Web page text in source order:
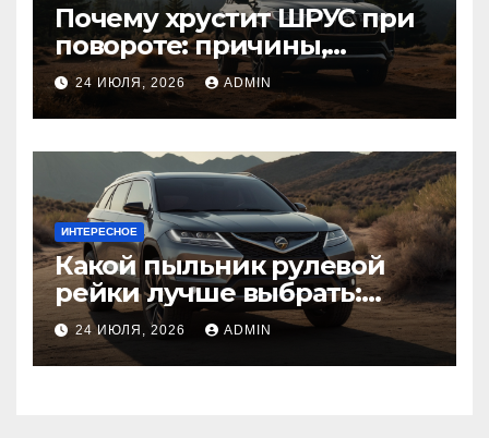
Почему хрустит ШРУС при
повороте: причины,
диагностика
24 ИЮЛЯ, 2026 ADMIN
ИНТЕРЕСНОЕ
Какой пыльник рулевой
рейки лучше выбрать:
оригинальный или аналог,
резина или полиуретан
24 ИЮЛЯ, 2026 ADMIN